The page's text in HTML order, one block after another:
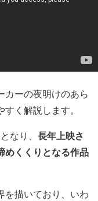
カーの夜明けのあら
く解説します。
なり、 長年上映さ
めくくりとなる作品
を描いており、いわ